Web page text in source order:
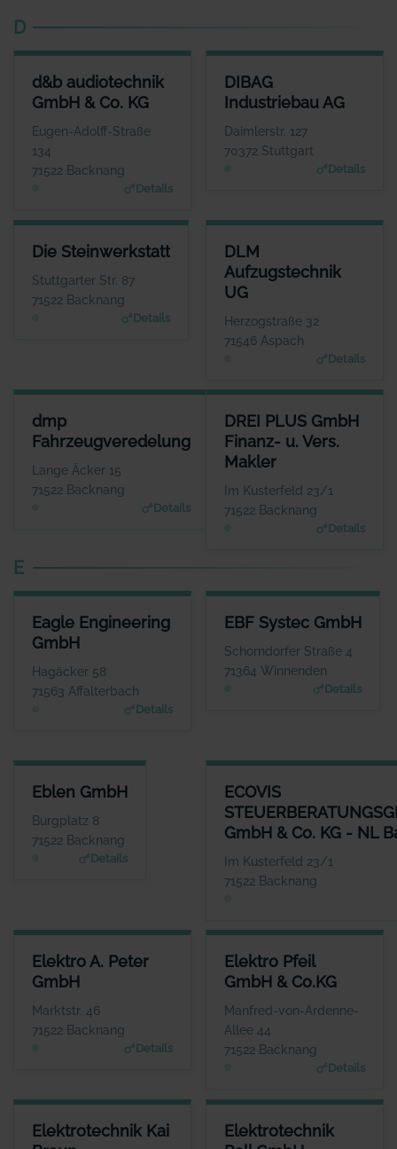
D
d&b audiotechnik
GmbH & Co. KG
Eugen-Adolff-Straße
134
71522 Backnang
Details
D&B AUDIOTECHNIK GMBH & CO. KG
Herr Amnon Harman
WEBSITE
www.dbaudio.com
DIBAG
Industriebau AG
Daimlerstr. 127
70372 Stuttgart
Details
DIBAG INDUSTRIEBAU AG
ANSPRECHPARTNER
Herr Peter Vassholz
www.dibag.de
Die Steinwerkstatt
Stuttgarter Str. 87
71522 Backnang
Details
DIE STEINWERKSTATT
Herr Axel Groß
www.gross-steinwerkst
att.de
DLM
Aufzugstechnik
UG
Herzogstraße 32
71546 Aspach
Details
DLM AUFZUGSTECHNIK UG
ANSPRECHPARTNER
Herr Thorsten
www.dlm-aufzugstechnik.
dmp
Fahrzeugveredelung
Lange Äcker 15
71522 Backnang
Details
DMP FAHRZEUGVEREDELUNG
ANSPRECHPARTNER
Herr Dominic Pedersen
www.dmp-fahrzeugveredel
DREI PLUS GmbH
Finanz- u. Vers.
Makler
Im Kusterfeld 23/1
71522 Backnang
Details
DREI PLUS GMBH FINANZ- U.
Herr
E
Eagle Engineering
GmbH
Hagäcker 58
71563 Affalterbach
Details
EAGLE ENGINEERING GMBH
ANSPRECHPARTNER
www.Eagleengineering.de
EBF Systec GmbH
Schorndorfer Straße 4
71364 Winnenden
Details
EBF SYSTEC GMBH
ANSPRECHPARTNER
Herr Dieter Ebel
WEBSITE
Eblen GmbH
Burgplatz 8
71522 Backnang
Details
EBLEN GMBH
Herr Holger Krauss
www.wuerttembergisch
e.de/versicherungen/e
ECOVIS
GmbH & Co. KG - NL
Im Kusterfeld 23/1
71522 Backnang
ECOVIS
Elektro A. Peter
GmbH
Marktstr. 46
71522 Backnang
Details
ELEKTRO A. PETER GMBH
ANSPRECHPARTNER
Herr Heiko und Ralf
www.elektro-apeter.de
Elektro Pfeil
GmbH & Co.KG
Manfred-von-Ardenne-
Allee 44
71522 Backnang
Details
ELEKTRO PFEIL GMBH & CO.KG
Herr Steffen Pfeil
www.elektro-pfeil.com
Elektrotechnik Kai
ELEKTROTECHNIK KAI BRAUN
Elektrotechnik
ELEKTROTECHNIK RALL GMBH
ANSPRECHPARTNER